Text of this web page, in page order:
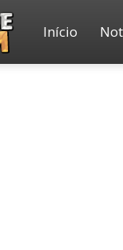
Clash
Início